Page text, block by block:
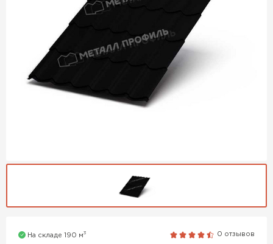
На складе 190 м3 0 отзывов